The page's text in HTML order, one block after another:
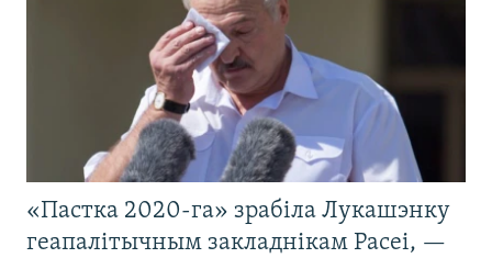
«Пастка 2020-га» зрабіла Лукашэнку
геапалітычным закладнікам Расеі, —